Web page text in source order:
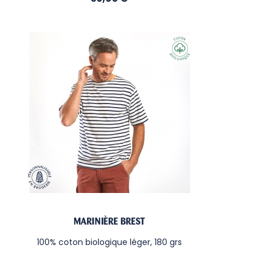
MARINIÈRE BREST
100% coton biologique léger, 180 grs